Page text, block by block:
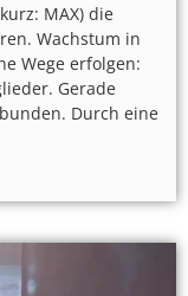
MAX) die
Wachstum in
Wege erfolgen:
Gerade
Durch eine